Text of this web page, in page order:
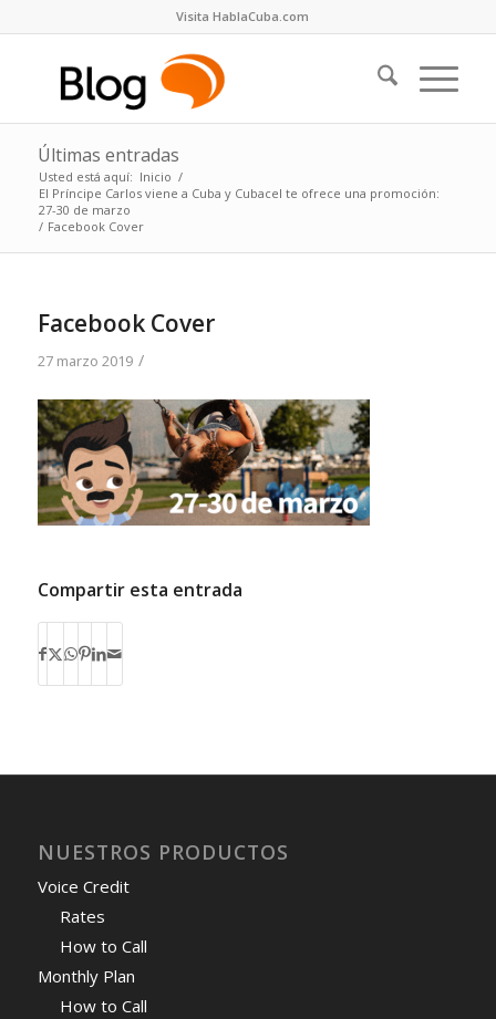
Visita HablaCuba.com
Últimas entradas
Usted está aquí: Inicio /
El Príncipe Carlos viene a Cuba y Cubacel te ofrece una promoción:
27-30 de marzo
/ Facebook Cover
Facebook Cover
27 marzo 2019 /
Compartir esta entrada
NUESTROS PRODUCTOS
Voice Credit
Rates
How to Call
Monthly Plan
How to Call